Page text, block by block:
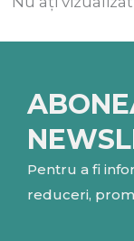
Pentru a fi
reduceri,